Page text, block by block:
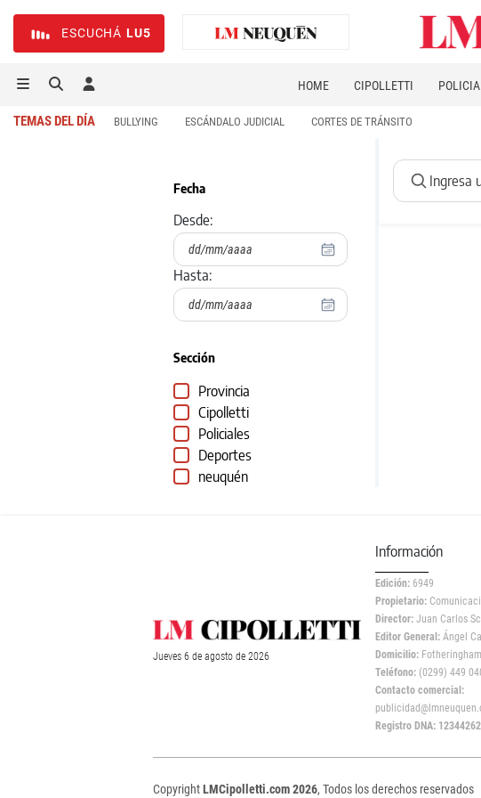
ESCUCHÁ LU5
HOME CIPOLLETTI
TEMAS DEL DÍA BULLYING ESCÁNDALO JUDICIAL CORTES DE TRÁNSITO
Fecha
Desde:
Hasta:
Sección
Provincia
Cipolletti
Policiales
Deportes
neuquén
Jueves 6 de agosto de 2026
Información
Edición: 6949
Propietario:
Director: Juan Carlos
Editor General: Ángel
Domicilio:
Teléfono: (0299) 449
Contacto comercial:
Registro DNA:
CopyrightLMCipolletti.com 2026, Todos los derechos reservados